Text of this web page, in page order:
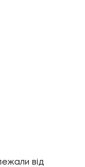
від